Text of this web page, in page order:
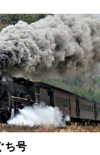
ち号